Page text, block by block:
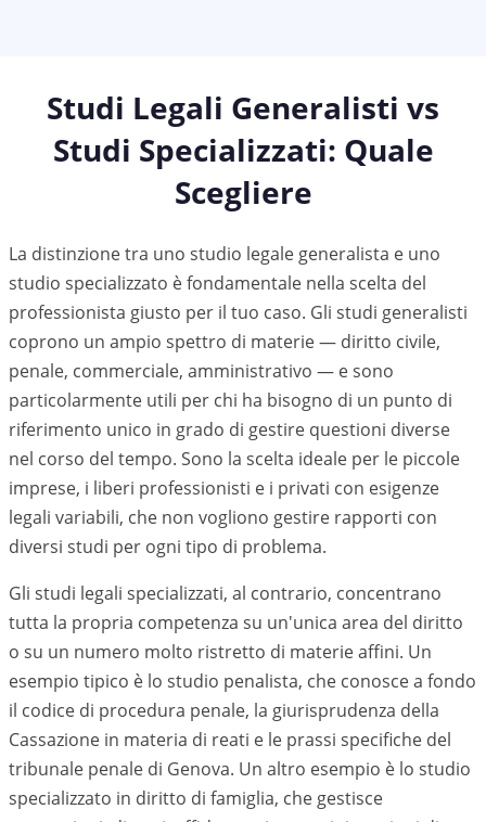
Studi Legali Generalisti vs
Studi Specializzati: Quale
Scegliere
La distinzione tra uno studio legale generalista e uno
studio specializzato è fondamentale nella scelta del
professionista giusto per il tuo caso. Gli studi generalisti
coprono un ampio spettro di materie — diritto civile,
penale, commerciale, amministrativo — e sono
particolarmente utili per chi ha bisogno di un punto di
riferimento unico in grado di gestire questioni diverse
nel corso del tempo. Sono la scelta ideale per le piccole
imprese, i liberi professionisti e i privati con esigenze
legali variabili, che non vogliono gestire rapporti con
diversi studi per ogni tipo di problema.
Gli studi legali specializzati, al contrario, concentrano
tutta la propria competenza su un'unica area del diritto
o su un numero molto ristretto di materie affini. Un
esempio tipico è lo studio penalista, che conosce a fondo
il codice di procedura penale, la giurisprudenza della
Cassazione in materia di reati e le prassi specifiche del
tribunale penale di Genova. Un altro esempio è lo studio
specializzato in diritto di famiglia, che gestisce